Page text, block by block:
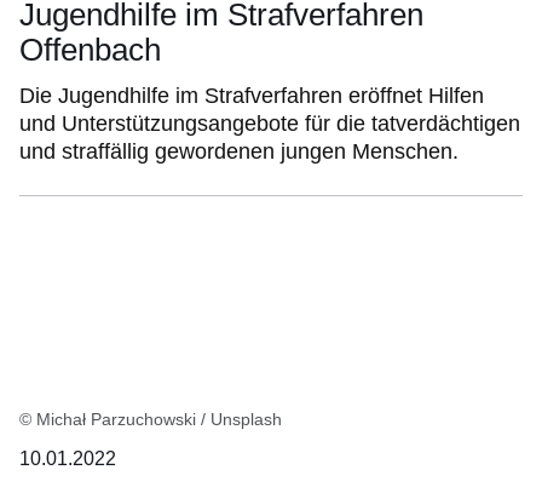
Jugendhilfe im Strafverfahren
Offenbach
Die Jugendhilfe im Strafverfahren eröffnet Hilfen
und Unterstützungsangebote für die tatverdächtigen
und straffällig gewordenen jungen Menschen.
© Michał Parzuchowski / Unsplash
10.01.2022